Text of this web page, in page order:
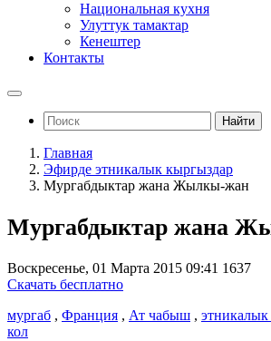
Национальная кухня
Улуттук тамактар
Кенештер
Контакты
Найти
Главная
Эфирде этникалык кыргыздар
Мургабдыктар жана Жылкы-жан
Мургабдыктар жана
Воскресенье, 01 Марта 2015 09:41 1637
Скачать бесплатно
мургаб , Франция , Ат чабыш ,
кол